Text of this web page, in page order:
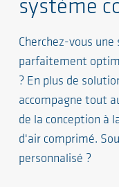
système
Cherchez-vous
parfaitement
? En plus de
accompagne tout
de la conception à
d'air comprimé.
personnalisé ?